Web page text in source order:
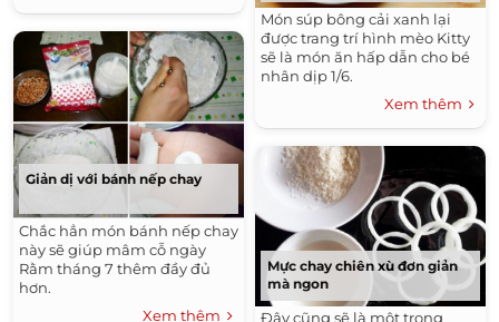
Giản dị với bánh nếp chay
Chắc hẳn món bánh nếp chay
này sẽ giúp mâm cỗ ngày
Rằm tháng 7 thêm đầy đủ
hơn.
Xem thêm
Món súp bông cải xanh lại
được trang trí hình mèo Kitty
sẽ là món ăn hấp dẫn cho bé
nhân dịp 1/6.
Xem thêm
Mực chay chiên xù đơn giản
mà ngon
Đây cũng sẽ là một trong